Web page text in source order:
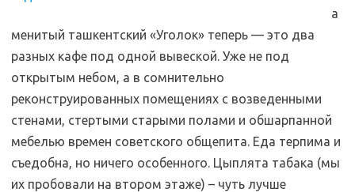
а
менитый ташкентский «Уголок» теперь — это два
разных кафе под одной вывеской. Уже не под
открытым небом, а в сомнительно
реконструированных помещениях с возведенными
стенами, стертыми старыми полами и обшарпанной
мебелью времен советского общепита. Еда терпима и
съедобна, но ничего особенного. Цыплята табака (мы
их пробовали на втором этаже) – чуть лучше